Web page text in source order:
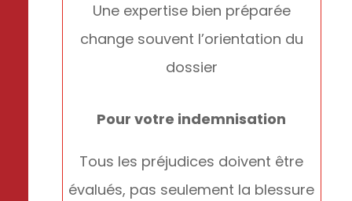
Une expertise bien préparée
change souvent l’orientation du
dossier
Pour votre indemnisation
Tous les préjudices doivent être
évalués, pas seulement la blessure